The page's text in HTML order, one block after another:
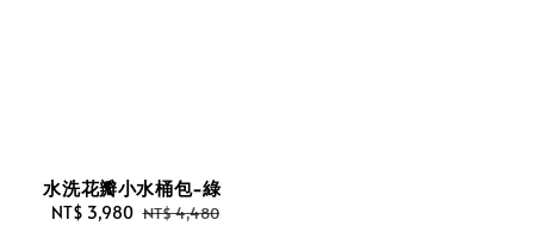
水洗花瓣小水桶包-綠
Sale
NT$ 3,980 Regular
NT$ 4,480